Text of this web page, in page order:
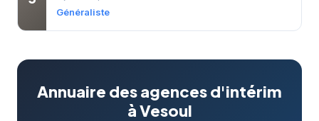
Généraliste
Annuaire des agences d'intérim
à Vesoul